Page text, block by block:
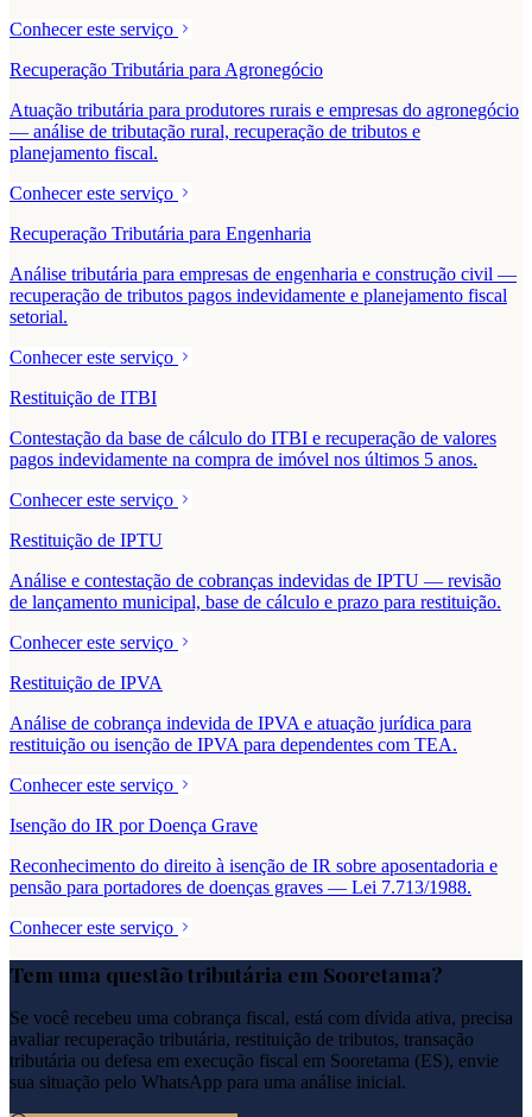
Conhecer este serviço
Recuperação Tributária para Agronegócio
Atuação tributária para produtores rurais e empresas do agronegócio
— análise de tributação rural, recuperação de tributos e
planejamento fiscal.
Conhecer este serviço
Recuperação Tributária para Engenharia
Análise tributária para empresas de engenharia e construção civil —
recuperação de tributos pagos indevidamente e planejamento fiscal
setorial.
Conhecer este serviço
Restituição de ITBI
Contestação da base de cálculo do ITBI e recuperação de valores
pagos indevidamente na compra de imóvel nos últimos 5 anos.
Conhecer este serviço
Restituição de IPTU
Análise e contestação de cobranças indevidas de IPTU — revisão
de lançamento municipal, base de cálculo e prazo para restituição.
Conhecer este serviço
Restituição de IPVA
Análise de cobrança indevida de IPVA e atuação jurídica para
restituição ou isenção de IPVA para dependentes com TEA.
Conhecer este serviço
Isenção do IR por Doença Grave
Reconhecimento do direito à isenção de IR sobre aposentadoria e
pensão para portadores de doenças graves — Lei 7.713/1988.
Conhecer este serviço
Tem uma questão tributária em Sooretama?
Se você recebeu uma cobrança fiscal, está com dívida ativa, precisa
avaliar recuperação tributária, restituição de tributos, transação
tributária ou defesa em execução fiscal em Sooretama (ES), envie
sua situação pelo WhatsApp para uma análise inicial.